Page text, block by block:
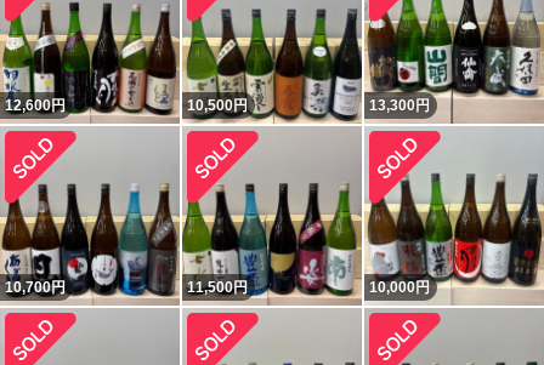
12,600円 10,500円 13,300円
10,700円 11,500円 10,000円